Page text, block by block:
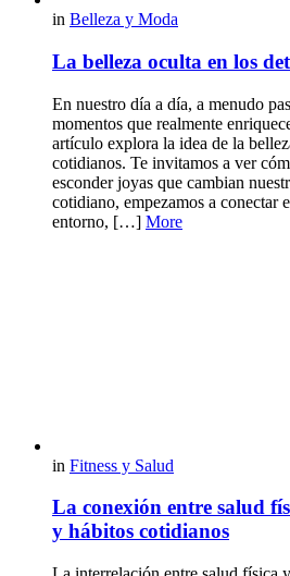
in Belleza y Moda
La belleza oculta en los
En nuestro día a día, a menudo
momentos que realmente
artículo explora la idea de la
cotidianos. Te invitamos a ver
esconder joyas que cambian
cotidiano, empezamos a conectar
entorno, […] More
in Fitness y Salud
La conexión entre salud
y hábitos cotidianos